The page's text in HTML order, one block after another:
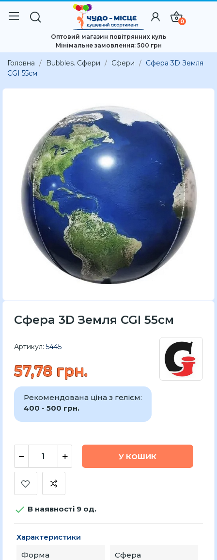
0
Оптовий магазин повітрянних куль
Мінімальне замовлення: 500 грн
Головна Bubbles. Сфери Сфери
Сфера 3D Земля
CGI 55см
Сфера 3D Земля CGI 55см
Артикул: 5445
57,78 грн.
Рекомендована ціна з гелієм:
400 - 500 грн.
У КОШИК
 В наявності 9 од.
Характеристики
Форма
Сфера